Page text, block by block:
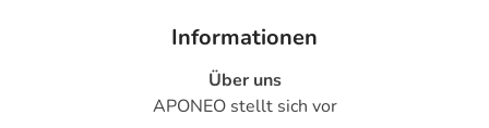
- Nervenschädigungen
- Tinnitus (Ohrgeräusche)
- Überempfindlichkeitsreaktionen der Haut, wie:
Informationen
Über uns
APONEO stellt sich vor